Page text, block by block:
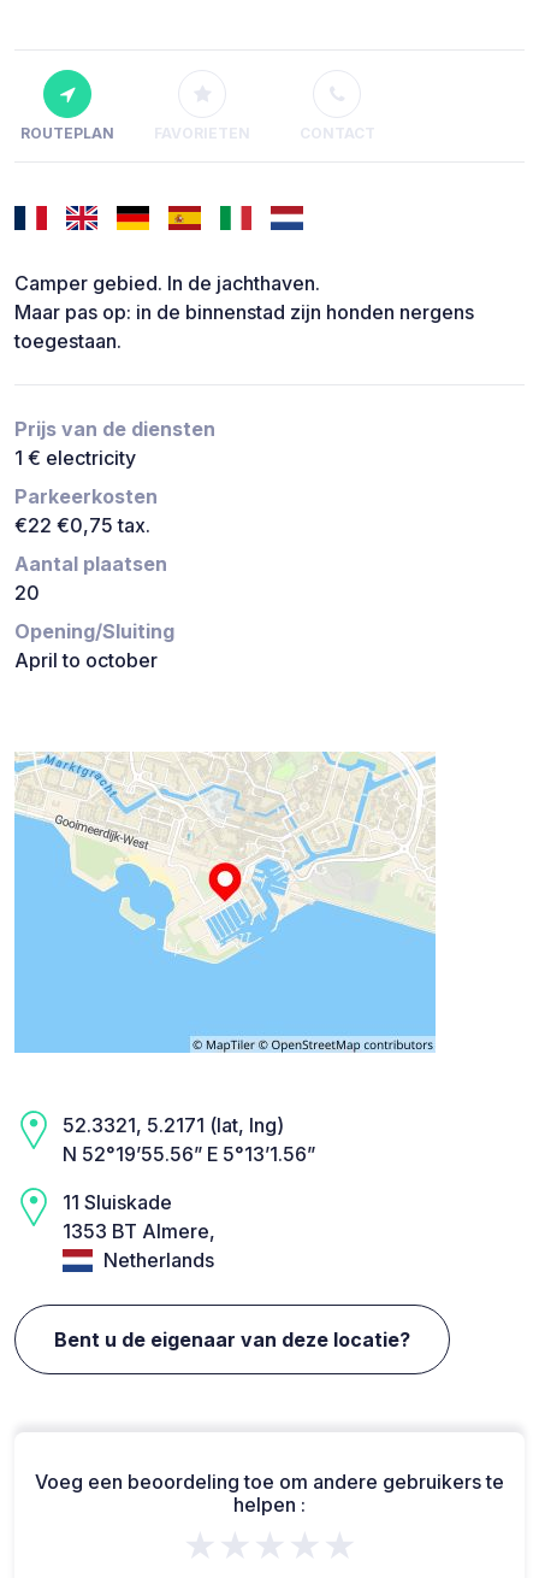
ROUTEPLAN FAVORIETEN CONTACT
Camper gebied. In de jachthaven.
Maar pas op: in de binnenstad zijn honden nergens
toegestaan.
Prijs van de diensten
1 € electricity
Parkeerkosten
€22 €0,75 tax.
Aantal plaatsen
20
Opening/Sluiting
April to october
52.3321, 5.2171 (lat, lng)
N 52°19’55.56” E 5°13’1.56”
11 Sluiskade
1353 BT Almere,
Netherlands
Bent u de eigenaar van deze locatie?
Voeg een beoordeling toe om andere gebruikers te
helpen :
★★★★★